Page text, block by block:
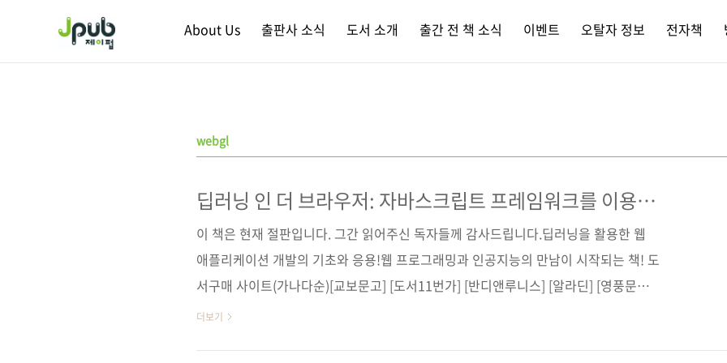
About Us 출판사 소식 도서 소개 출간 전 책 소식 이벤트 오탈자 정보 전자책
webgl
딥러닝 인 더 브라우저: 자바스크립트 프레임워크를 이용한
딥러닝 웹 개발
이 책은 현재 절판입니다. 그간 읽어주신 독자들께 감사드립니다.딥러닝을 활용한 웹
애플리케이션 개발의 기초와 응용!웹 프로그래밍과 인공지능의 만남이 시작되는 책! 도
서구매 사이트(가나다순)[교보문고] [도서11번가] [반디앤루니스] [알라딘] [영풍문고]
[예스이십사] [인터파크] [쿠팡] 전자책 구매 사이트(가나다순)[교보문고] [구글북스]
더보기